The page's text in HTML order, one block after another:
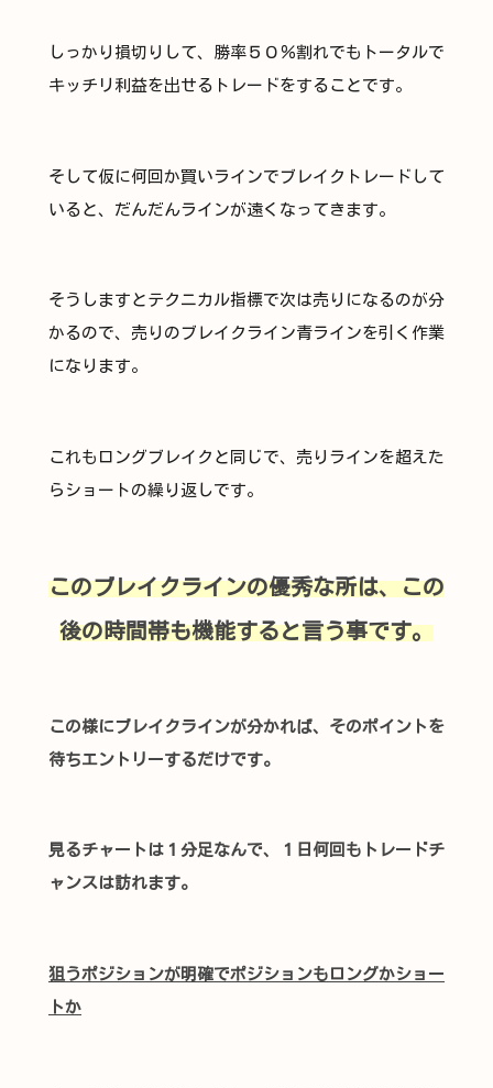
しっかり損切りして、勝率５０％割れでもトータルで
キッチリ利益を出せるトレードをすることです。
そして仮に何回か買いラインでブレイクトレードして
いると、だんだんラインが遠くなってきます。
そうしますとテクニカル指標で次は売りになるのが分
かるので、売りのブレイクライン青ラインを引く作業
になります。
これもロングブレイクと同じで、売りラインを超えた
らショートの繰り返しです。
このブレイクラインの優秀な所は、この
後の時間帯も機能すると言う事です。
この様にブレイクラインが分かれば、そのポイントを
待ちエントリーするだけです。
見るチャートは１分足なんで、１日何回もトレードチ
ャンスは訪れます。
狙うポジションが明確でポジションもロングかショー
トか